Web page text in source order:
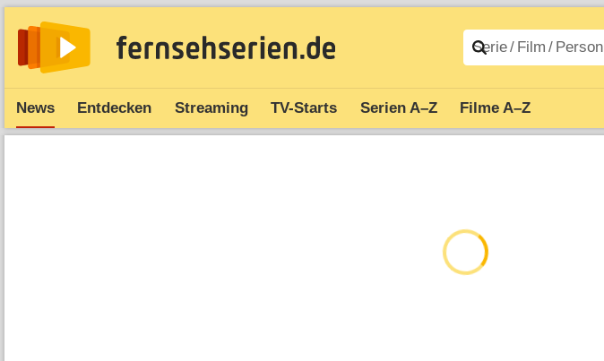
News Entdecken Streaming TV-Starts Serien A–Z Filme A–Z